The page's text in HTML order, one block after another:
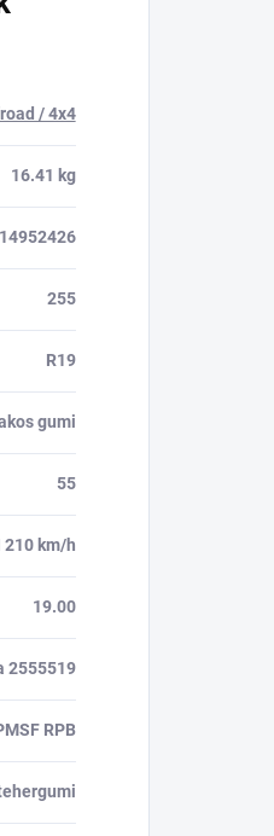
/ 4x4
16.41 kg
255
R19
gumi
55
210 km/h
19.00
2555519
RPB